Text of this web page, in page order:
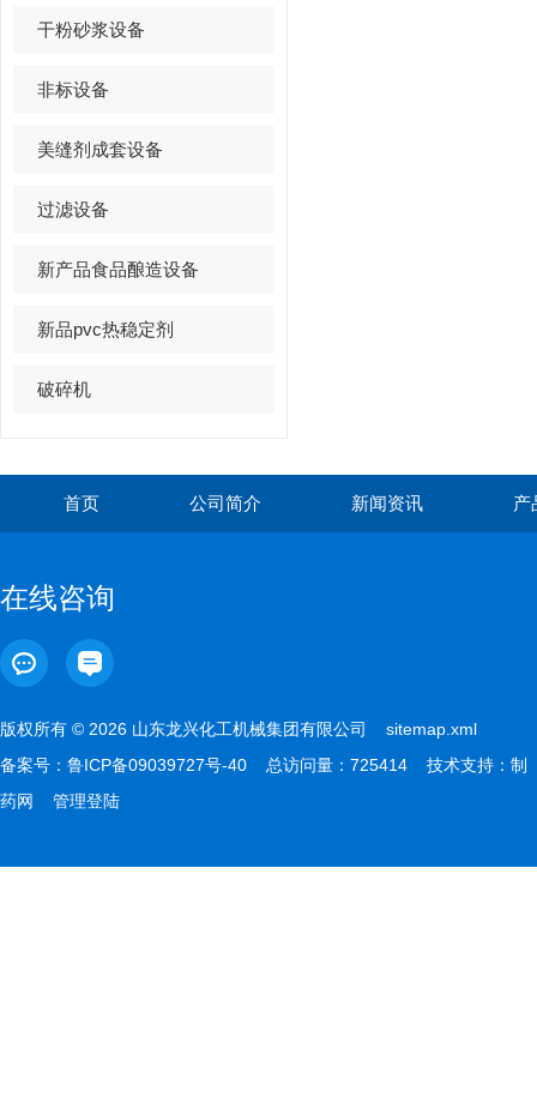
干粉砂浆设备
非标设备
美缝剂成套设备
过滤设备
新产品食品酿造设备
新品pvc热稳定剂
破碎机
首页 公司简介 新闻资讯 产
在线咨询
版权所有 © 2026 山东龙兴化工机械集团有限公司 sitemap.xml
备案号： 鲁ICP备09039727号-40 总访问量：725414 技术支持： 制
药网
管理登陆